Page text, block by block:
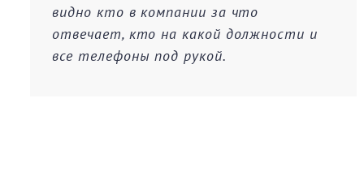
видно кто в компании за что
отвечает, кто на какой должности и
все телефоны под рукой.